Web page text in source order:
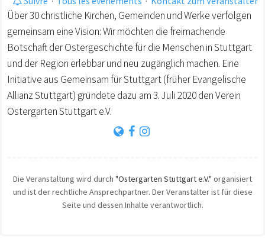
Über 30 christliche Kirchen, Gemeinden und Werke verfolgen
gemeinsam eine Vision: Wir möchten die freimachende
Botschaft der Ostergeschichte für die Menschen in Stuttgart
und der Region erlebbar und neu zugänglich machen. Eine
Initiative aus Gemeinsam für Stuttgart (früher Evangelische
Allianz Stuttgart) gründete dazu am 3. Juli 2020 den Verein
Ostergarten Stuttgart e.V.
Die Veranstaltung wird durch "Ostergarten Stuttgart e.V." organisiert
und ist der rechtliche Ansprechpartner. Der Veranstalter ist für diese
Seite und dessen Inhalte verantwortlich.